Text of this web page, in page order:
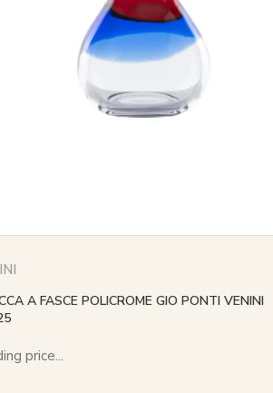
A FASCE POLICROME GIO PONTI VENINI
price...